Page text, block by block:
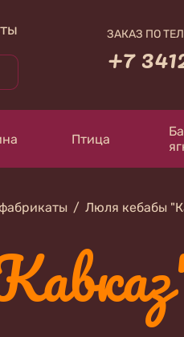
ЗАКАЗ ПО
+7
Птица
Люля кебабы